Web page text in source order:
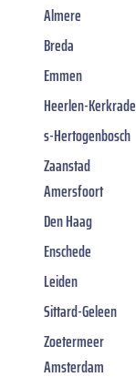
Almere
Breda
Emmen
Heerlen-Kerkrade
s-Hertogenbosch
Zaanstad
Amersfoort
Den Haag
Enschede
Leiden
Sittard-Geleen
Zoetermeer
Amsterdam